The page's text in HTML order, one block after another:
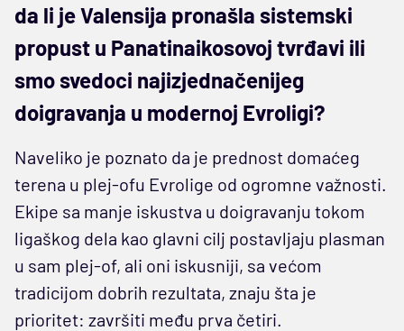
da li je Valensija pronašla sistemski
propust u Panatinaikosovoj tvrđavi ili
smo svedoci najizjednačenijeg
doigravanja u modernoj Evroligi?
Naveliko je poznato da je prednost domaćeg
terena u plej-ofu Evrolige od ogromne važnosti.
Ekipe sa manje iskustva u doigravanju tokom
ligaškog dela kao glavni cilj postavljaju plasman
u sam plej-of, ali oni iskusniji, sa većom
tradicijom dobrih rezultata, znaju šta je
prioritet: završiti među prva četiri.